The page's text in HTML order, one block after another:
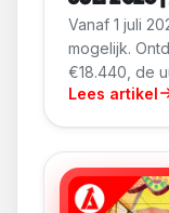
Vanaf 1 juli
mogelijk.
€18.440, de
Lees artikel